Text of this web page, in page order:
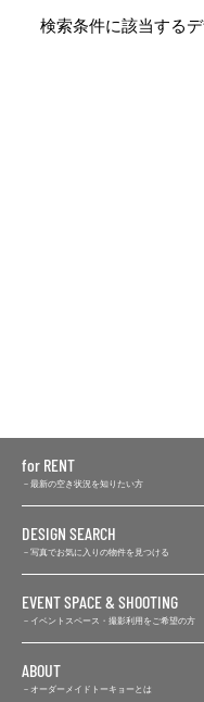
検索条件に該当する
for RENT
最新の空き状況を知りたい方
DESIGN SEARCH
写真でお気に入りの物件を見つける
EVENT SPACE & SHOOTING
イベントスペース・撮影利用をご希望の方
ABOUT
オーダーメイドトーキョーとは